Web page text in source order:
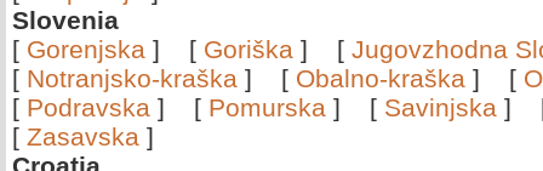
Slovenia
[ Gorenjska ] [ Goriška ] [ Jugovzhodna
[ Notranjsko-kraška ] [ Obalno-kraška ] [
[ Podravska ] [ Pomurska ] [ Savinjska ]
[ Zasavska ]